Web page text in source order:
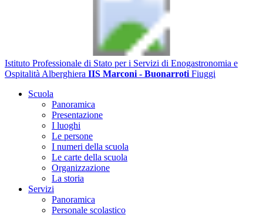
Istituto Professionale di Stato per i Servizi di Enogastronomia e
Ospitalità Alberghiera IIS Marconi - Buonarroti Fiuggi
Scuola
Panoramica
Presentazione
I luoghi
Le persone
I numeri della scuola
Le carte della scuola
Organizzazione
La storia
Servizi
Panoramica
Personale scolastico